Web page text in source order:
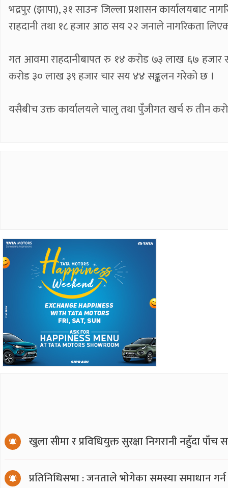
भद्रपुर (झापा), ३१ साउनः जिल्ला प्रशासन कार्यालयबाट
राहदानी तथा १८ हजार आठ सय २२ जनाले नागरिकता
गत आवमा राहदानीबापत रु १४ करोड ७३ लाख ६७ हजार
करोड ३० लाख ३९ हजार चार सय ४४ सङ्कलन गरेको छ ।
यसैबीच उक्त कार्यालयले चालु तथा पुँजीगत खर्च रु तीन
खुला सीमा र प्रविधियुक्त सुरक्षा निगरानी नहुँदा पाँच
प्रतिनिधिसभा : जनताले भोगेका समस्या समाधान